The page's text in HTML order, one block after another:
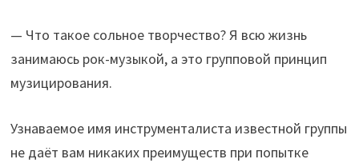
— Что такое сольное творчество? Я всю жизнь
занимаюсь рок-музыкой, а это групповой принцип
музицирования.
Узнаваемое имя инструменталиста известной группы
не даёт вам никаких преимуществ при попытке